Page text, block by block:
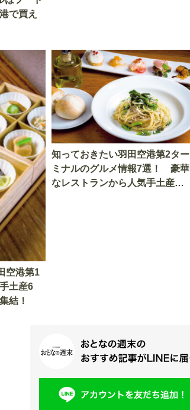
で買え
空港第1
土産6
結！
知っておきたい羽田空港第2ター
ミナルのグルメ情報7選！ 豪華
なレストランから人気手土産ま